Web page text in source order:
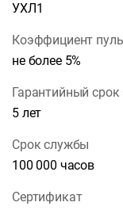
УХЛ1
Коэффициент
не более 5%
Гарантийный
5 лет
Срок службы
100 000 часов
Сертификат